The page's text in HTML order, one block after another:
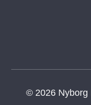
© 2026 Nyborg